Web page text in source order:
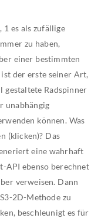
1 es als zufällige
zu haben,
einer bestimmten
der erste seiner Art,
gestaltete Radspinner
unabhängig
können. Was
(klicken)? Das
eine wahrhaft
API ebenso berechnet
verweisen. Dann
2D-Methode zu
beschleunigt es für